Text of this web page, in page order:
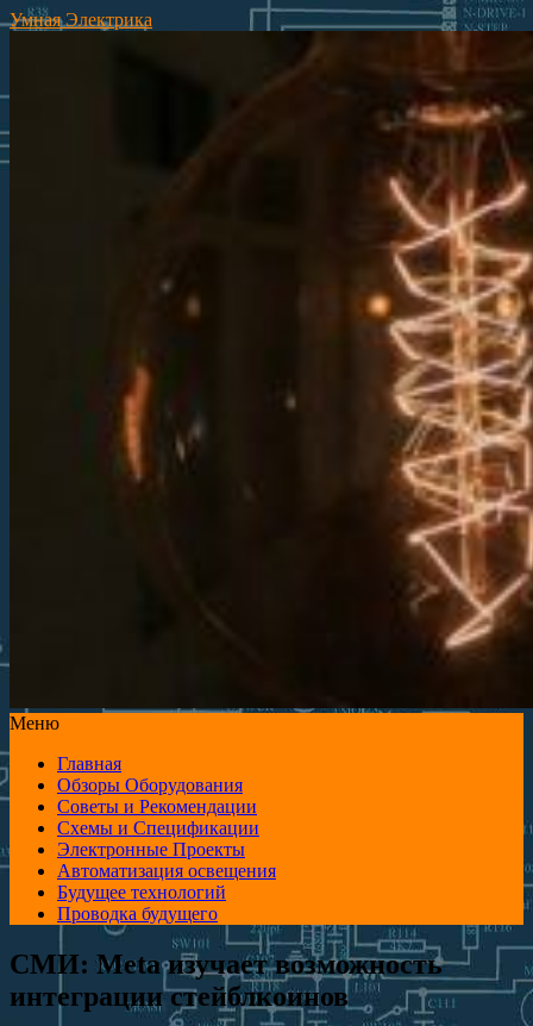
Умная Электрика
Меню
Главная
Обзоры Оборудования
Советы и Рекомендации
Схемы и Спецификации
Электронные Проекты
Автоматизация освещения
Будущее технологий
Проводка будущего
СМИ: Meta изучает возможность
интеграции стейблкоинов